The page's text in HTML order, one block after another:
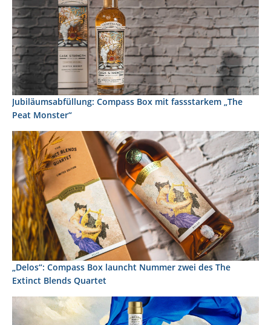
Jubiläumsabfüllung: Compass Box mit fassstarkem „The
Peat Monster“
„Delos“: Compass Box launcht Nummer zwei des The
Extinct Blends Quartet